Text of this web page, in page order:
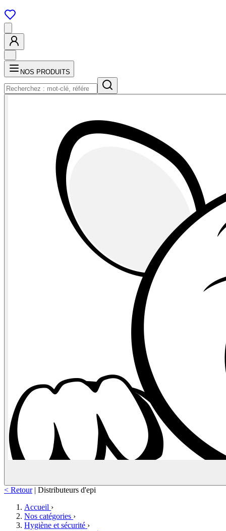
NOS PRODUITS
< Retour | Distributeurs d'epi
Accueil ›
Nos catégories ›
Hygiène et sécurité ›